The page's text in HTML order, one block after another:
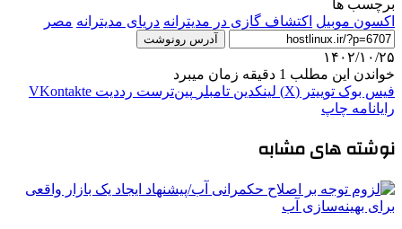
برچسب ها
اكسون موبيل اکتشاف گازی در مدیترانه دریای مدیترانه مصر
آدرس رونوشت
۱۴۰۲/۱۰/۲۵
خواندن این مطلب 1 دقیقه زمان میبرد
فیس بوک توییتر (X) لینکدین ‫تامبلر ‫پین‌ترست ‫رددیت ‫VKontakte
رایانامه چاپ
نوشته های مشابه